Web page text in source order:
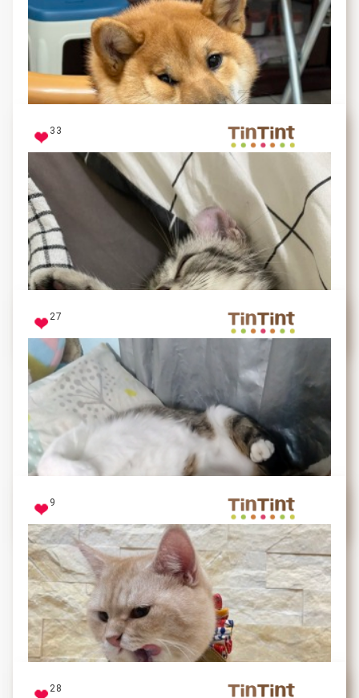
哥胸前的不是肉！是毛！
33
好可愛 可愛 可愛 可愛
27
熟睡的時候像是個天使，最呆萌的那種
9
28